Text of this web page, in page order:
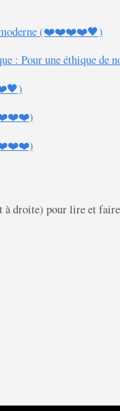
moderne (❤️❤️❤️❤️🖤)
: Pour une éthique
à droite) pour lire et